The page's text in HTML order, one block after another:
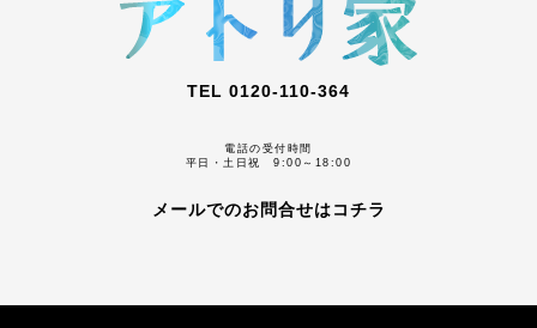
TEL 0120-110-364
電話の受付時間
平日・土日祝 9:00～18:00
メールでのお問合せはコチラ